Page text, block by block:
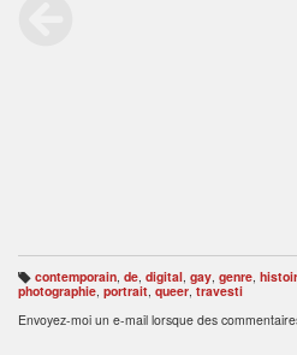
B
ali
s
e
contemporain, de, digital, gay, genre,
photographie portrait queer travesti
Envoyez-moi un e-mail lorsque des